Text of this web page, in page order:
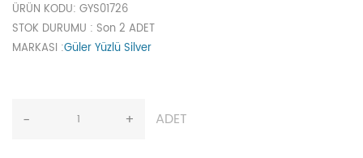
ÜRÜN KODU: GYS01726
STOK DURUMU : Son 2 ADET
MARKASI :Güler Yüzlü Silver
- + ADET